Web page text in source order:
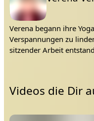
Verena begann ihre
Verspannungen zu
sitzender Arbeit
Videos die Dir